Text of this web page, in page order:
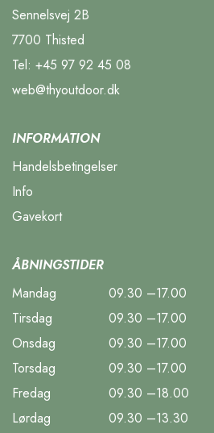
Sennelsvej 2B
7700 Thisted
Tel: +45 97 92 45 08
web@thyoutdoor.dk
INFORMATION
Handelsbetingelser
Info
Gavekort
ÅBNINGSTIDER
Mandag
09.30 –17.00
Tirsdag
09.30 –17.00
Onsdag
09.30 –17.00
Torsdag
09.30 –17.00
Fredag
09.30 –18.00
Lørdag
09.30 –13.30